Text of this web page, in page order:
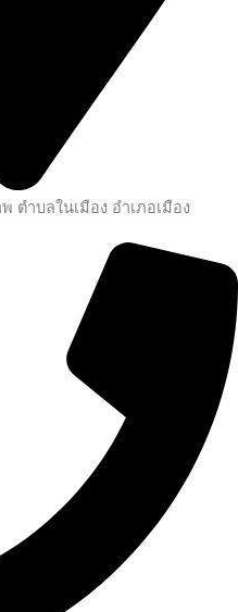
ตำบลในเมือง อำเภอเมือง